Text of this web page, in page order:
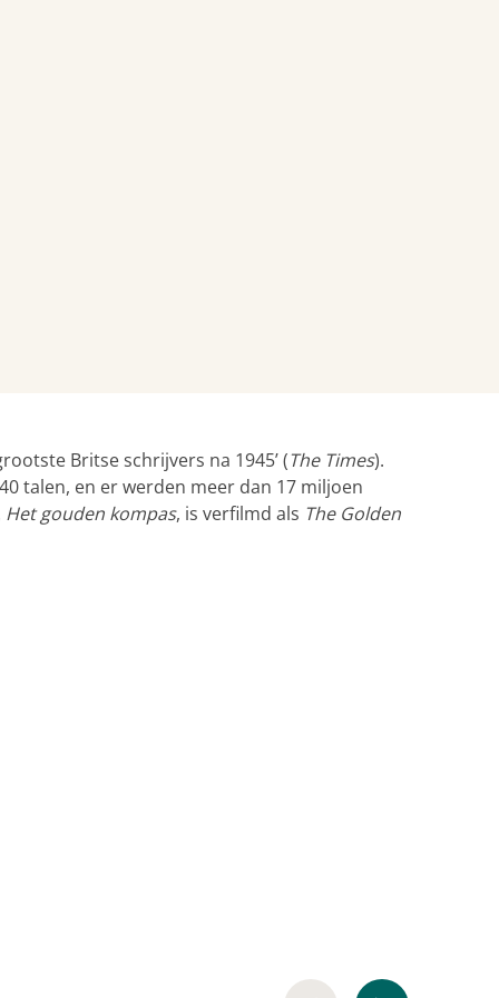
Britse schrijvers na 1945’ (The Times).
talen, en er werden meer dan 17 miljoen
Het gouden kompas, is verfilmd als The Golden